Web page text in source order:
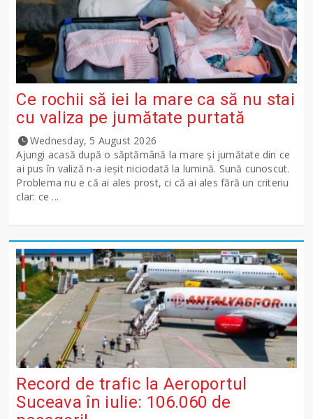
Ce rochii să iei la mare ca să nu stai
cu valiza pe jumătate purtată
Wednesday, 5 August 2026
Ajungi acasă după o săptămână la mare și jumătate din ce
ai pus în valiză n-a ieșit niciodată la lumină. Sună cunoscut.
Problema nu e că ai ales prost, ci că ai ales fără un criteriu
clar: ce ...
Record de trafic la Aeroportul
Suceava în iulie: 106.060 de